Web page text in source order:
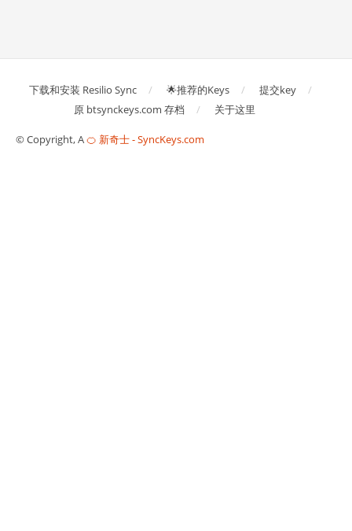
下载和安装 Resilio Sync 🌟推荐的Keys
提交key
原 btsynckeys.com 存档
关于这里
© Copyright, A🍊 新奇士 - SyncKeys.com